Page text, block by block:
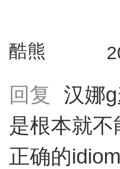
酷熊
回复
汉娜
是根本就
正确的